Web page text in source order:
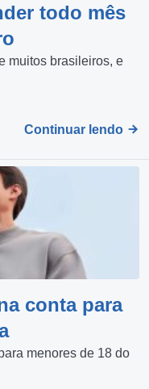
todo mês
muitos brasileiros, e
Continuar lendo
conta para
menores de 18 do